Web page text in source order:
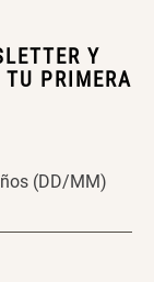
Y
TU PRIMERA
(DD/MM)